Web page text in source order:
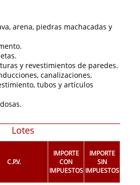
arena, piedras machacadas y
y revestimientos de paredes.
canalizaciones,
tubos y artículos
Lotes
C.P.V.
IMPORTE
CON
IMPUESTOS
IMPORTE
SIN
IMPUESTOS